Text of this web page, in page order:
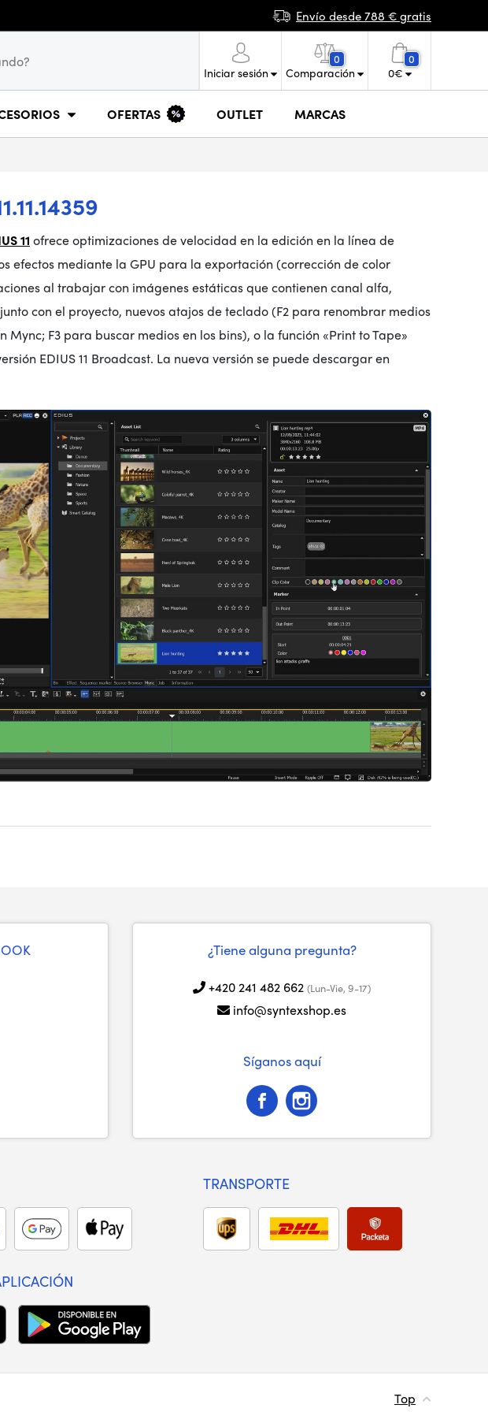
Envío desde 788 € gratis
Iniciar sesión
0
Comparación
0
0€
OFERTAS OUTLET MARCAS
11 ofrece optimizaciones de velocidad en la edición en la línea de
efectos mediante la GPU para la exportación (corrección de color
al trabajar con imágenes estáticas que contienen canal alfa,
con el proyecto, nuevos atajos de teclado (F2 para renombrar medios
F3 para buscar medios en los bins), o la función «Print to Tape»
EDIUS 11 Broadcast. La nueva versión se puede descargar en
¿Tiene alguna pregunta?
+420 241 482 662 (Lun-Vie, 9-17)
info@syntexshop.es
Síganos aquí
TRANSPORTE
Top